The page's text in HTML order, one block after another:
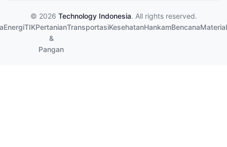
© 2026 Technology Indonesia. All rights reserved.
EnergiTIKPertanian
&
Pangan
TransportasiKesehatanHankamBencanaMaterial